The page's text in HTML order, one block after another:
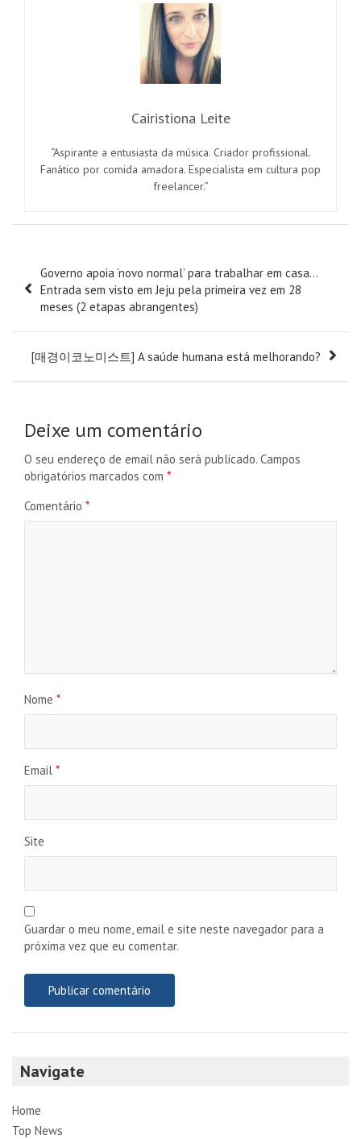
Cairistiona Leite
“Aspirante a entusiasta da música. Criador profissional.
Fanático por comida amadora. Especialista em cultura pop
freelancer.”
de
artigos
Governo apoia ‘novo normal’ para trabalhar em casa…
Entrada sem visto em Jeju pela primeira vez em 28
meses (2 etapas abrangentes)
[매경이코노미스트] A saúde humana está melhorando?
Deixe um comentário
O seu endereço de email não será publicado. Campos
obrigatórios marcados com *
Comentário *
Nome *
Email *
Site
Guardar o meu nome, email e site neste navegador para a
próxima vez que eu comentar.
Navigate
Home
Top News